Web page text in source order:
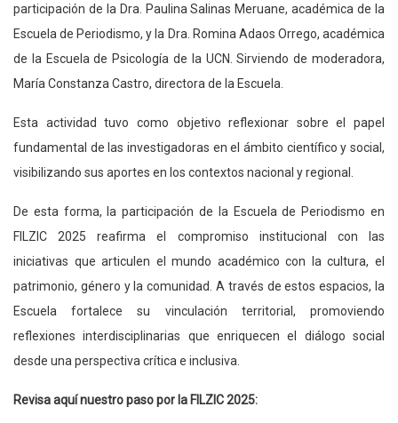
participación de la Dra. Paulina Salinas Meruane, académica de la
Escuela de Periodismo, y la Dra. Romina Adaos Orrego, académica
de la Escuela de Psicología de la UCN. Sirviendo de moderadora,
María Constanza Castro, directora de la Escuela.
Esta actividad tuvo como objetivo reflexionar sobre el papel
fundamental de las investigadoras en el ámbito científico y social,
visibilizando sus aportes en los contextos nacional y regional.
De esta forma, la participación de la Escuela de Periodismo en
FILZIC 2025 reafirma el compromiso institucional con las
iniciativas que articulen el mundo académico con la cultura, el
patrimonio, género y la comunidad. A través de estos espacios, la
Escuela fortalece su vinculación territorial, promoviendo
reflexiones interdisciplinarias que enriquecen el diálogo social
desde una perspectiva crítica e inclusiva.
Revisa aquí nuestro paso por la FILZIC 2025: